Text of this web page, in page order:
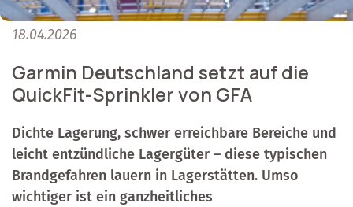
18.04.2026
Garmin Deutschland setzt auf die
QuickFit-Sprinkler von GFA
Dichte Lagerung, schwer erreichbare Bereiche und
leicht entzündliche Lagergüter – diese typischen
Brandgefahren lauern in Lagerstätten. Umso
wichtiger ist ein ganzheitliches